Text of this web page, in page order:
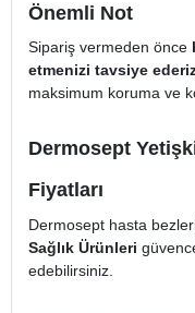
Önemli Not
Sipariş vermeden önce
etmenizi tavsiye
maksimum koruma ve
Dermosept
Fiyatları
Dermosept hasta
Sağlık Ürünleri
edebilirsiniz.